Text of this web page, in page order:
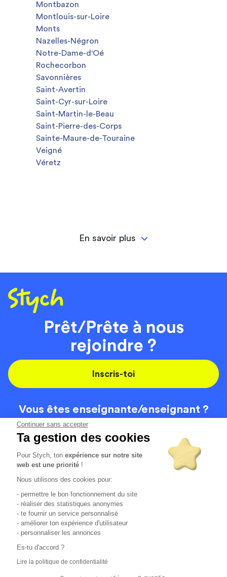
Continuer sans accepter
Ta gestion des cookies
Pour Stych, tonexpérience sur notre site
web est une priorité !
Nous utilisons des cookies pour:
- permettre le bon fonctionnement du site
- réaliser des statistiques anonymes
- te fournir un service personnalisé
- améliorer ton expérience d'utilisateur
- personnaliser les annonces
Es-tu d'accord ?
Lire la politique de confidentialité
Montbazon
Montlouis-sur-Loire
Monts
Nazelles-Négron
Notre-Dame-d'Oé
Rochecorbon
Savonnières
Saint-Avertin
Saint-Cyr-sur-Loire
Saint-Martin-le-Beau
Saint-Pierre-des-Corps
Sainte-Maure-de-Touraine
Veigné
Véretz
En savoir plus
Prêt/Prête à nous
rejoindre ?
Inscris-toi
Vous êtes enseignante/enseignant ?
On recrute
Code de la route
Localisation
Contact
Tous les avis clients4.6/5 (51125 avis publiés)
Comment sont calculés nos taux de réussite ?